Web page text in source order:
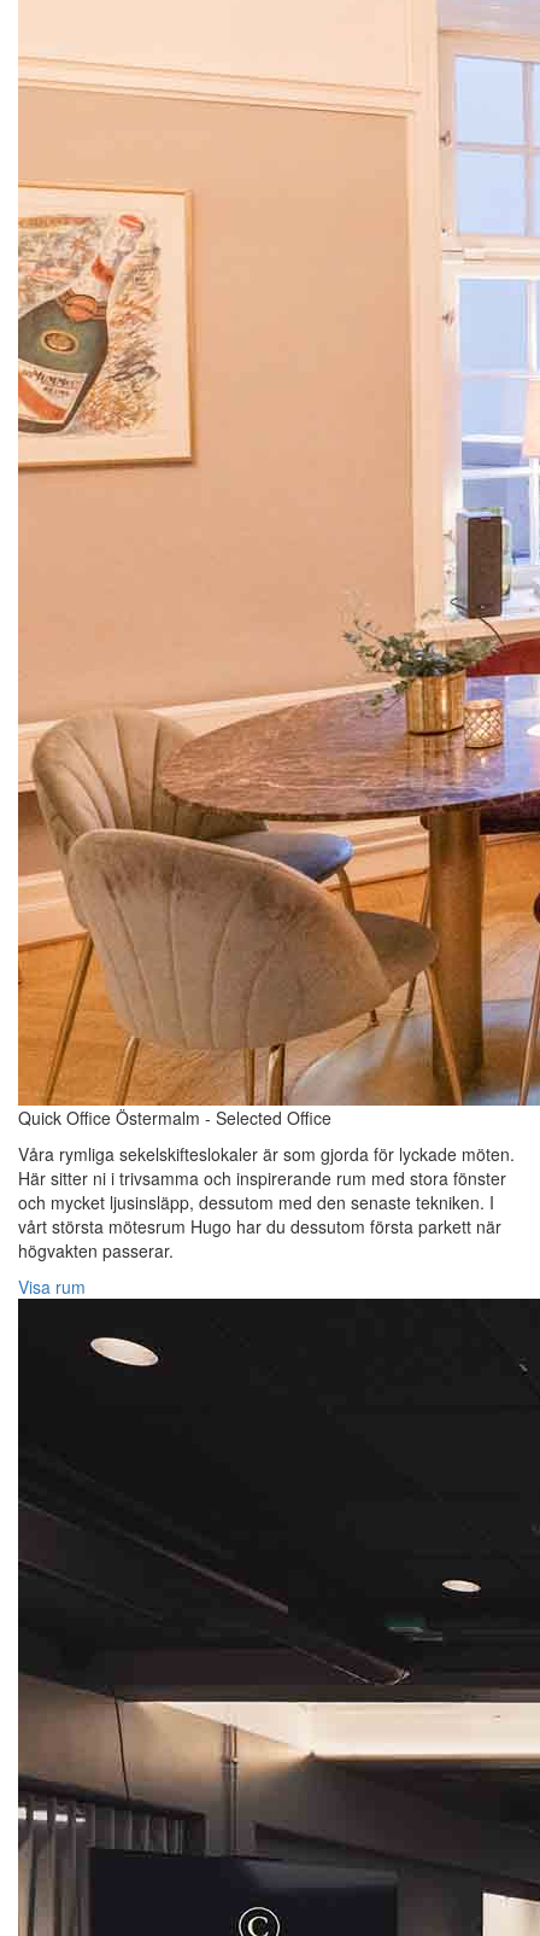
Quick Office Östermalm - Selected Office
Våra rymliga sekelskifteslokaler är som gjorda för lyckade möten.
Här sitter ni i trivsamma och inspirerande rum med stora fönster
och mycket ljusinsläpp, dessutom med den senaste tekniken. I
vårt största mötesrum Hugo har du dessutom första parkett när
högvakten passerar.
Visa rum